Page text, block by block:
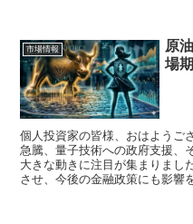
市場情報
原
場
個人投資家の皆様、おはようご
急騰、量子技術への政府支援、
大きな動きに注目が集まりまし
させ、今後の金融政策にも影響